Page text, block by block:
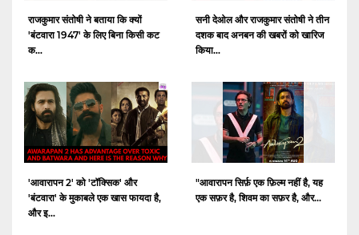
राजकुमार संतोषी ने बताया कि क्यों
'बंटवारा 1947' के लिए बिना किसी कट
क...
सनी देओल और राजकुमार संतोषी ने तीन
दशक बाद अनबन की खबरों को खारिज
किया...
'आवारापन 2' को 'टॉक्सिक' और
'बंटवारा' के मुकाबले एक खास फायदा है,
और इ...
"आवारापन सिर्फ़ एक फ़िल्म नहीं है, यह
एक सफ़र है, शिवम का सफ़र है, और...